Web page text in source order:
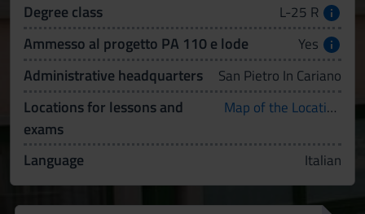
Degree class L-25 R
Ammesso al progetto PA 110 e lode Yes
Administrative headquarters San Pietro In Cariano
Locations for lessons and
exams
Map of the Locations
Language Italian